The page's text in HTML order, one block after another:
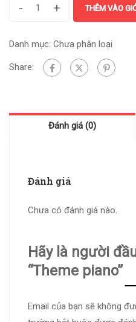
- + THÊM VÀO
Danh mục: Chưa phân loại
Share:
Đánh giá (0)
Đánh giá
Chưa có đánh giá nào.
Hãy là người
“Theme piano”
Email của bạn sẽ không